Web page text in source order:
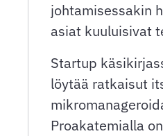
johtamisessakin
asiat kuuluisivat
Startup
löytää ratkaisut
Proakatemialla